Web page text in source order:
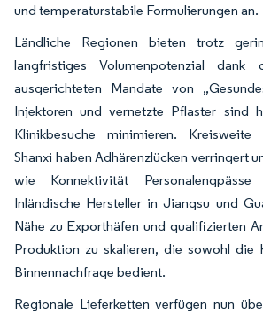
und temperaturstabile Formulierungen an.
Ländliche Regionen bieten trotz
langfristiges Volumenpotenzial
ausgerichteten Mandate von
Injektoren und vernetzte Pflaster sind
Klinikbesuche minimieren. Kreisweite
Shanxi haben Adhärenzlücken verringert
wie Konnektivität Personalengpässe
Inländische Hersteller in Jiangsu und
Nähe zu Exporthäfen und qualifizierten
Produktion zu skalieren, die sowohl die
Binnennachfrage bedient.
Regionale Lieferketten verfügen nun